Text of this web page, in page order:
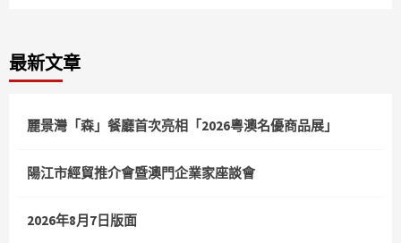
最新文章
麗景灣「森」餐廳首次亮相「2026粵澳名優商品展」
陽江市經貿推介會暨澳門企業家座談會
2026年8月7日版面